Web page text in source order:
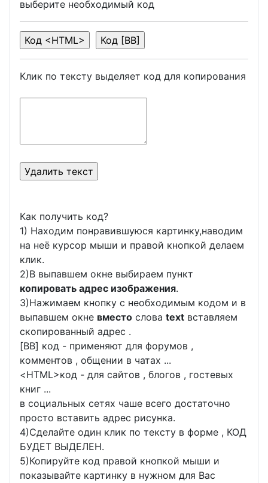
выберите необходимый код
Клик по тексту выделяет код для копирования
Как получить код?
1) Находим понравившуюся картинку,наводим
на неё курсор мыши и правой кнопкой делаем
клик.
2)В выпавшем окне выбираем пункт
копировать адрес изображения.
3)Нажимаем кнопку с необходимым кодом и в
выпавшем окне вместо слова text вставляем
скопированный адрес .
[BB] код - применяют для форумов ,
комментов , общении в чатах ...
<HTML>код - для сайтов , блогов , гостевых
книг ...
в социальных сетях чаше всего достаточно
просто вставить адрес рисунка.
4)Сделайте один клик по тексту в форме , КОД
БУДЕТ ВЫДЕЛЕН.
5)Копируйте код правой кнопкой мыши и
показывайте картинку в нужном для Вас